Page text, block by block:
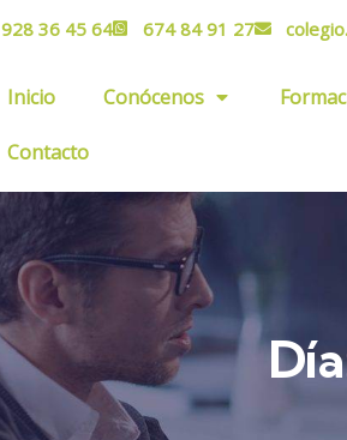
928 36 45 64 674 84 91 27
Inicio Conócenos
Contacto